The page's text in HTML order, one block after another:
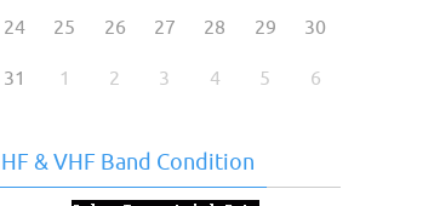
24 25 26 27 28 29 30
31 1 2 3 4 5 6
HF & VHF Band Condition